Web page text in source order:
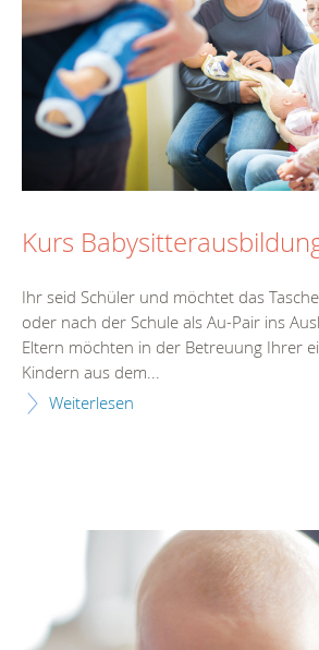
Kurs
Ihr seid Schüler und möchtet das
oder nach der Schule als Au-Pair ins
Eltern möchten in der Betreuung Ihrer
Kindern aus dem...
Weiterlesen